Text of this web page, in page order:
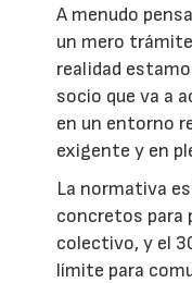
A menudo
un mero
realidad
socio que va a
en un entorno
exigente y en
La normativa
concretos para
colectivo, y el
límite para